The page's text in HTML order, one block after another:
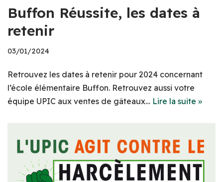
Buffon Réussite, les dates à
retenir
03/01/2024
Retrouvez les dates à retenir pour 2024 concernant
l’école élémentaire Buffon. Retrouvez aussi votre
équipe UPIC aux ventes de gâteaux… Lire la suite »